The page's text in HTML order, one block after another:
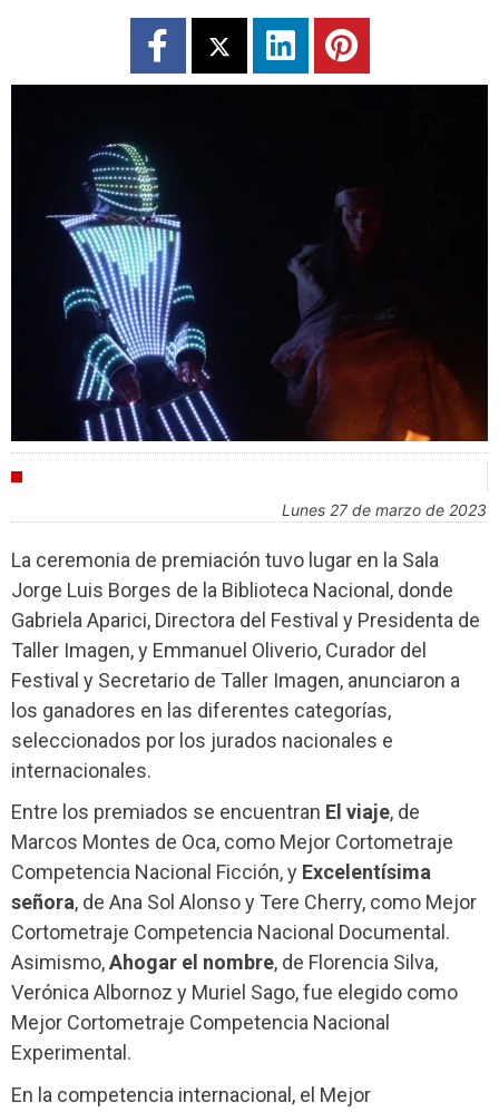
lunes 27 de marzo de 2023
La ceremonia de premiación tuvo lugar en la Sala
Jorge Luis Borges de la Biblioteca Nacional, donde
Gabriela Aparici, Directora del Festival y Presidenta de
Taller Imagen, y Emmanuel Oliverio, Curador del
Festival y Secretario de Taller Imagen, anunciaron a
los ganadores en las diferentes categorías,
seleccionados por los jurados nacionales e
internacionales.
Entre los premiados se encuentran El viaje, de
Marcos Montes de Oca, como Mejor Cortometraje
Competencia Nacional Ficción, y Excelentísima
señora, de Ana Sol Alonso y Tere Cherry, como Mejor
Cortometraje Competencia Nacional Documental.
Asimismo,Ahogar el nombre, de Florencia Silva,
Verónica Albornoz y Muriel Sago, fue elegido como
Mejor Cortometraje Competencia Nacional
Experimental.
En la competencia internacional, el Mejor